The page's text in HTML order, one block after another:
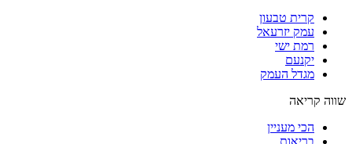
קרית טבעון
עמק יזרעאל
רמת ישי
יקנעם
מגדל העמק
שווה קריאה
הכי מעניין